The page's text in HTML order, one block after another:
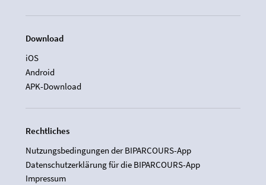
Download
iOS
Android
APK-Download
Rechtliches
Nutzungsbedingungen der BIPARCOURS-App
Datenschutzerklärung für die BIPARCOURS-App
Impressum